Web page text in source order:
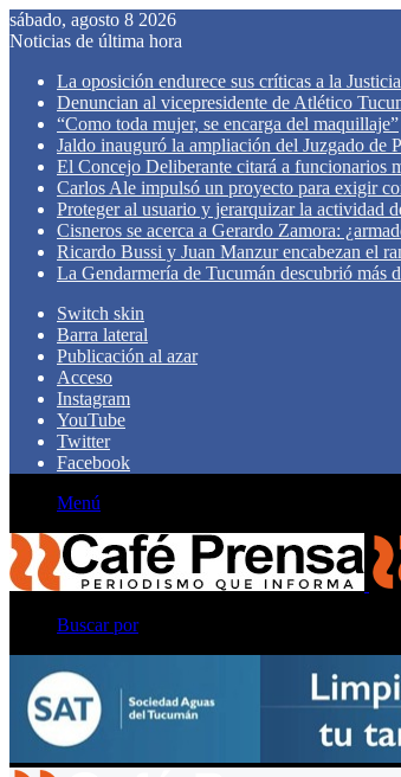
sábado, agosto 8 2026
Noticias de última hora
La oposición endurece sus críticas a la
Denuncian al vicepresidente de Atlético
“Como toda mujer, se encarga del maquillaje”
Jaldo inauguró la ampliación del Juzgado de
El Concejo Deliberante citará a funcionarios
Carlos Ale impulsó un proyecto para exigir
Proteger al usuario y jerarquizar la actividad
Cisneros se acerca a Gerardo Zamora:
Ricardo Bussi y Juan Manzur encabezan el
La Gendarmería de Tucumán descubrió más
Switch skin
Barra lateral
Publicación al azar
Acceso
Instagram
YouTube
Twitter
Facebook
Menú
Buscar por